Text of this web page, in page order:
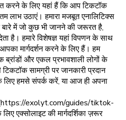
करने के लिए यहां हैं कि आप टिकटॉक
लाभ उठाएं। हमारा मजबूत एनालिटिक्स
में जो कुछ भी जानने की जरूरत है,
है। हमारे विशेषज्ञ यहां विपणन के साथ
मार्गदर्शन करने के लिए हैं। हम
ब्रांडों और एकल प्रभावशाली लोगों के
सामग्री पर जानकारी प्रदान
हमसे संपर्क करें, या आज ही अपना
exolyt.com/guides/tiktok-
एक्सोलाइट की मार्गदर्शिका ज़रूर